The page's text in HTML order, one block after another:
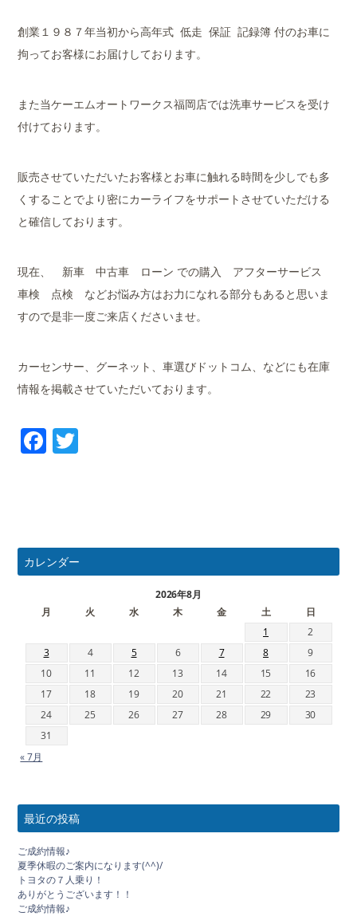
創業１９８７年当初から高年式 低走 保証 記録簿 付のお車に
拘ってお客様にお届けしております。
また当ケーエムオートワークス福岡店では洗車サービスを受け
付けております。
販売させていただいたお客様とお車に触れる時間を少しでも多
くすることでより密にカーライフをサポートさせていただける
と確信しております。
現在、 新車 中古車 ローン での購入 アフターサービス
車検 点検 などお悩み方はお力になれる部分もあると思いま
すので是非一度ご来店くださいませ。
カーセンサー、グーネット、車選びドットコム、などにも在庫
情報を掲載させていただいております。
Facebook
カレンダー
2026年8月
月
火 水 木 金 土
日
1
2
3
4 5 6 7 8
9
10
11 12 13 14 15
16
17
18 19 20 21 22
23
24
25 26 27 28 29
30
31
« 7月
最近の投稿
ご成約情報♪
夏季休暇のご案内になります(^^)/
トヨタの７人乗り！
ありがとうございます！！
ご成約情報♪